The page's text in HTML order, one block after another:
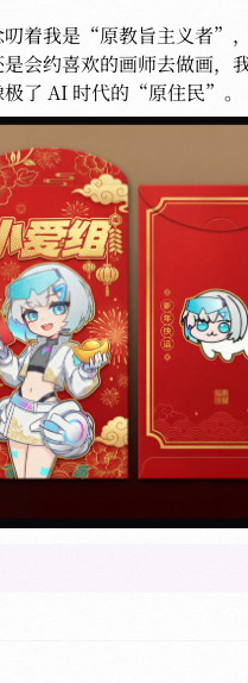
叨着我是“原教旨主义者”
会约喜欢的画师去做画，
了 AI 时代的“原住民”。